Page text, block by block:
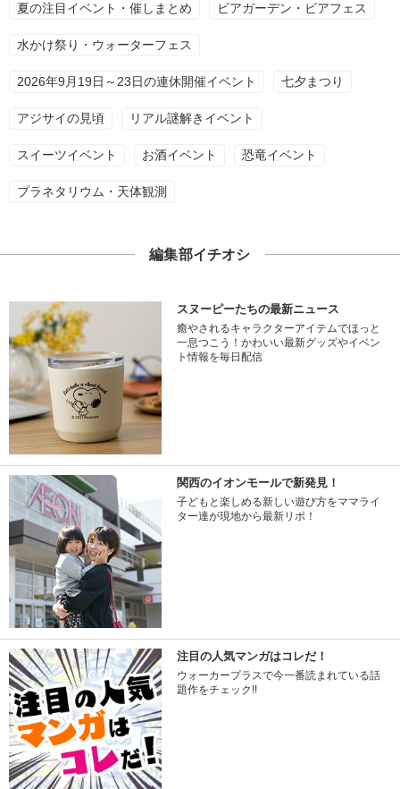
夏の注目イベント・催しまとめ ビアガーデン・ビアフェス
水かけ祭り・ウォーターフェス
2026年9月19日～23日の連休開催イベント 七夕まつり
アジサイの見頃 リアル謎解きイベント
スイーツイベント お酒イベント 恐竜イベント
プラネタリウム・天体観測
編集部イチオシ
スヌーピーたちの最新ニュース
癒やされるキャラクターアイテムでほっと
一息つこう！かわいい最新グッズやイベン
ト情報を毎日配信
関西のイオンモールで新発見！
子どもと楽しめる新しい遊び方をママライ
ター達が現地から最新リポ！
注目の人気マンガはコレだ！
ウォーカープラスで今一番読まれている話
題作をチェック!!